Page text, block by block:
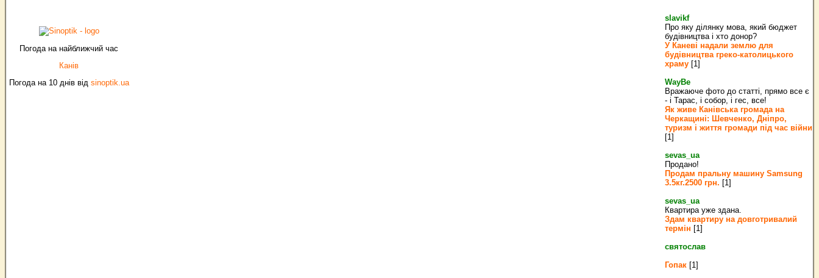
Погода на найближчий час
Канів
Погода на 10 днів від sinoptik.ua
slavikf
Про яку ділянку мова, який бюджет
будівництва і хто донор?
У Каневі надали землю для
будівництва греко‐католицького
храму [1]
WayBe
Вражаюче фото до статті, прямо все є
- і Тарас, і собор, і гес, все!
Як живе Канівська громада на
Черкащині: Шевченко, Дніпро,
туризм і життя громади під час війни
[1]
sevas_ua
Продано!
Продам пральну машину Samsung
3.5кг.2500 грн. [1]
sevas_ua
Квартира уже здана.
Здам квартиру на довготривалий
термін [1]
святослав
Гопак [1]